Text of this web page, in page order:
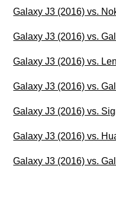
Galaxy J3 (2016) vs.
Galaxy J3 (2016) vs.
Galaxy J3 (2016) vs.
Galaxy J3 (2016) vs.
Galaxy J3 (2016) vs.
Galaxy J3 (2016) vs.
Galaxy J3 (2016) vs.